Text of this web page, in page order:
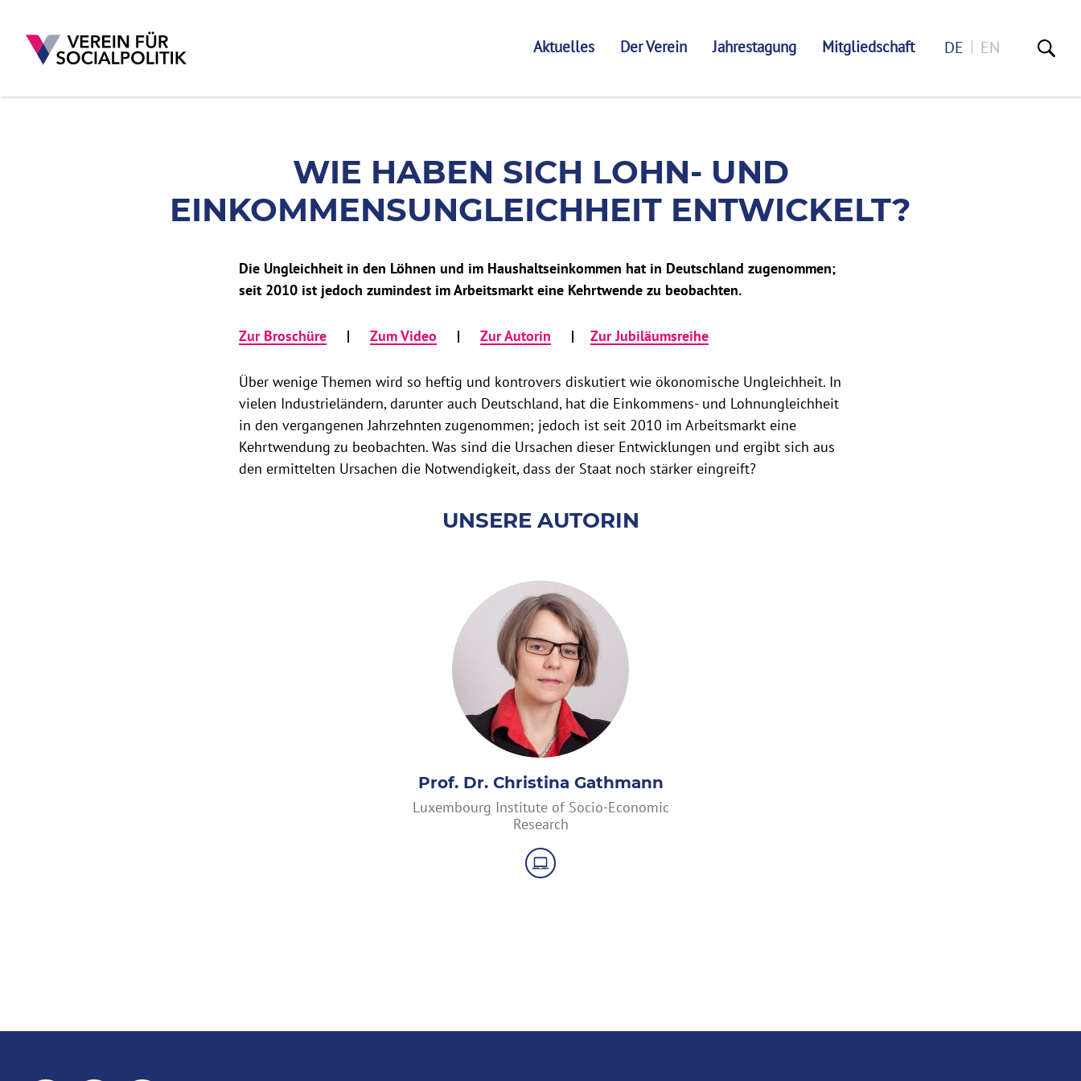
Aktuelles Der Verein Jahrestagung Mitgliedschaft DE EN
WIE HABEN SICH LOHN- UND EINKOMMENSUNGLEICHHEIT
WIE HABEN SICH LOHN- UND
EINKOMMENSUNGLEICHHEIT ENTWICKELT?
Die Ungleichheit in den Löhnen und im Haushaltseinkommen hat in Deutschland zugenommen;
seit 2010 ist jedoch zumindest im Arbeitsmarkt eine Kehrtwende zu beobachten.
Zur Broschüre | Zum Video | Zur Autorin | Zur Jubiläumsreihe
Über wenige Themen wird so heftig und kontrovers diskutiert wie ökonomische Ungleichheit. In
vielen Industrieländern, darunter auch Deutschland, hat die Einkommens- und Lohnungleichheit
in den vergangenen Jahrzehnten zugenommen; jedoch ist seit 2010 im Arbeitsmarkt eine
Kehrtwendung zu beobachten. Was sind die Ursachen dieser Entwicklungen und ergibt sich aus
den ermittelten Ursachen die Notwendigkeit, dass der Staat noch stärker eingreift?
UNSERE AUTORIN
Prof. Dr. Christina Gathmann
Luxembourg Institute of Socio-Economic
Research